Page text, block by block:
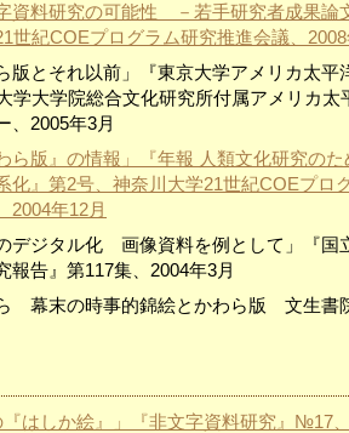
資料研究の可能性 －若手研究者成果論
世紀COEプログラム研究推進会議、
版とそれ以前」『東京大学アメリカ太平
学大学院総合文化研究所付属アメリカ太
、2005年3月
ら版』の情報」『年報 人類文化研究の
化』第2号、神奈川大学21世紀COEプロ
2004年12月
デジタル化 画像資料を例として」『国
報告』第117集、2004年3月
幕末の時事的錦絵とかわら版 文生
『はしか絵』」『非文字資料研究』№17